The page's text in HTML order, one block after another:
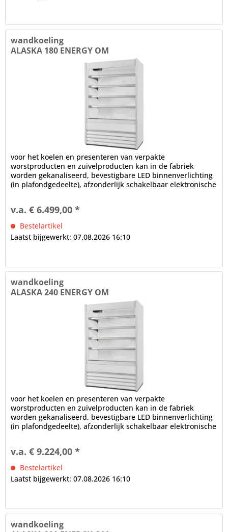
wandkoeling
ALASKA 180 ENERGY OM
voor het koelen en presenteren van verpakte
worstproducten en zuivelproducten kan in de fabriek
worden gekanaliseerd, bevestigbare LED binnenverlichting
(in plafondgedeelte), afzonderlijk schakelbaar elektronische
v.a. € 6.499,00 *
Bestelartikel
Laatst bijgewerkt: 07.08.2026 16:10
wandkoeling
ALASKA 240 ENERGY OM
voor het koelen en presenteren van verpakte
worstproducten en zuivelproducten kan in de fabriek
worden gekanaliseerd, bevestigbare LED binnenverlichting
(in plafondgedeelte), afzonderlijk schakelbaar elektronische
v.a. € 9.224,00 *
Bestelartikel
Laatst bijgewerkt: 07.08.2026 16:10
wandkoeling